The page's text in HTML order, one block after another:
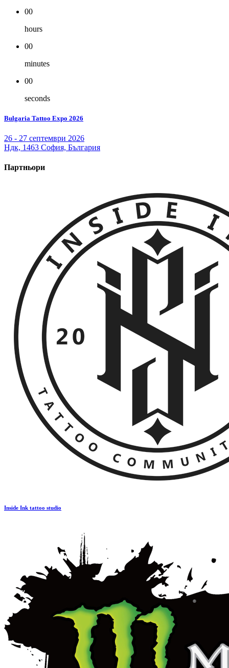
00
hours
00
minutes
00
seconds
Bulgaria Tattoo Expo 2026
26 - 27 септември 2026
Ндк, 1463 София, България
Партньори
Inside Ink tattoo studio